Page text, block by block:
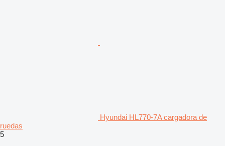
Hyundai HL770-7A cargadora de
ruedas
5